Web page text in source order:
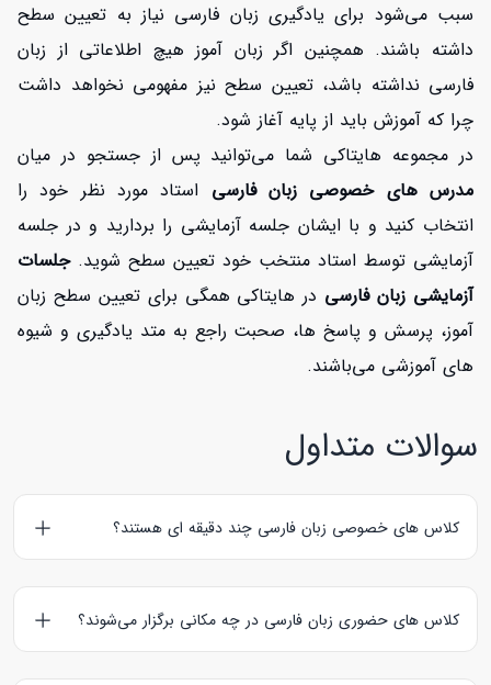
سبب می‌شود برای یادگیری زبان فارسی نیاز به تعیین سطح
داشته باشند. همچنین اگر زبان آموز هیچ اطلاعاتی از زبان
فارسی نداشته باشد، تعیین سطح نیز مفهومی نخواهد داشت
چرا که آموزش باید از پایه آغاز شود.
در مجموعه هایتاکی شما می‌توانید پس از جستجو در میان
مدرس های خصوصی زبان فارسی استاد مورد نظر خود را
انتخاب کنید و با ایشان جلسه آزمایشی را بردارید و در جلسه
آزمایشی توسط استاد منتخب خود تعیین سطح شوید.جلسات
آزمایشی زبان فارسی در هایتاکی همگی برای تعیین سطح زبان
آموز، پرسش و پاسخ ها، صحبت راجع به متد یادگیری و شیوه
های آموزشی می‌باشند.
سوالات متداول
کلاس های خصوصی زبان فارسی چند دقیقه ای هستند؟
کلاس‌های آنلاین زبان فارسی60 و
کلاس‌های حضوری زبان فارسی
90 دقیقه ای هستند؛ کلاس های آزمایشی نیز به مدت 30 دقیقه
برگزار می‌گردند.
کلاس های حضوری زبان فارسی در چه مکانی برگزار می‌شوند؟